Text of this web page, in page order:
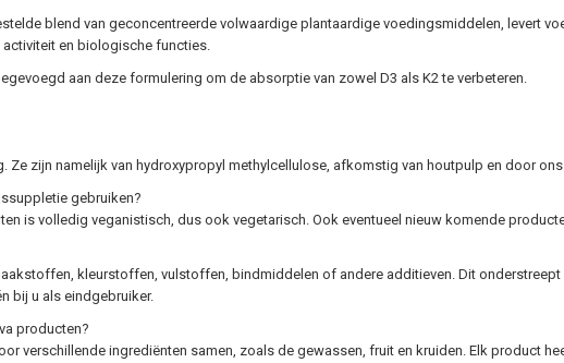
blend van geconcentreerde volwaardige plantaardige voedingsmiddelen, levert
activiteit en biologische functies.
aan deze formulering om de absorptie van zowel D3 als K2 te verbeteren.
Ze zijn namelijk van hydroxypropyl methylcellulose, afkomstig van houtpulp en door
gebruiken?
is volledig veganistisch, dus ook vegetarisch. Ook eventueel nieuw komende
kleurstoffen, vulstoffen, bindmiddelen of andere additieven. Dit
bij u als eindgebruiker.
producten?
verschillende ingrediënten samen, zoals de gewassen, fruit en kruiden. Elk product